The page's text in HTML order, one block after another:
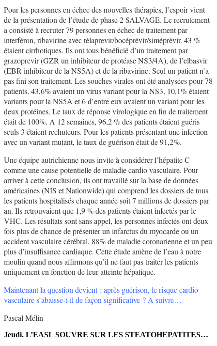
Pour les personnes en échec des nouvelles thérapies, l’espoir vient
de la présentation de l’étude de phase 2 SALVAGE. Le recrutement
a consisté à recruter 79 personnes en échec de traitement par
interféron, ribavirine avec télaprevir/bocéprévir/siméprévir. 43 %
étaient cirrhotiques. Ils ont tous bénéficié d’un traitement par
grazoprevir (GZR un inhibiteur de protéase NS3/4A), de l’elbasvir
(EBR inhibiteur de la NS5A) et de la ribavirine. Seul un patient n’a
pas fini son traitement. Les souches virales ont été analysées pour 78
patients, 43,6% avaient un virus variant pour la NS3, 10,1% étaient
variants pour la NS5A et 6 d’entre eux avaient un variant pour les
deux protéines. Le taux de réponse virologique en fin de traitement
était de 100%. A 12 semaines, 96,2 % des patients étaient guéris
seuls 3 étaient rechuteurs. Pour les patients présentant une infection
avec un variant mutant, le taux de guérison était de 91,2%.
Une équipe autrichienne nous invite à considérer l’hépatite C
comme une cause potentielle de maladie cardio vasculaire. Pour
arriver à cette conclusion, ils ont travaillé sur la base de données
américaines (NIS et Nationwide) qui comprend les dossiers de tous
les patients hospitalisés chaque année soit 7 millions de dossiers par
an. Ils retrouvaient que 1,9 % des patients étaient infectés par le
VHC. Les résultats sont sans appel, les personnes infectés ont deux
fois plus de chance de présenter un infarctus du myocarde ou un
accident vasculaire cérébral, 88% de maladie coronarienne et un peu
plus d’insuffisance cardiaque. Cette étude amène de l’eau à notre
moulin quand nous affirmons qu’il ne faut pas traiter les patients
uniquement en fonction de leur atteinte hépatique.
Maintenant la question devient : après guérison, le risque cardio-
vasculaire s’abaisse-t-il de façon significative ? A suivre…
Pascal Mélin
Jeudi. L’EASL SOUVRE SUR LES STEATOHEPATITES…